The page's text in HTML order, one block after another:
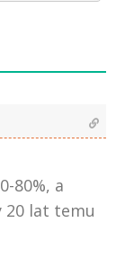
80%, a
20 lat temu